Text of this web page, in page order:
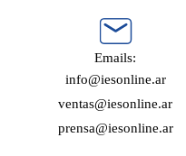
Emails:
info@iesonline.ar
ventas@iesonline.ar
prensa@iesonline.ar